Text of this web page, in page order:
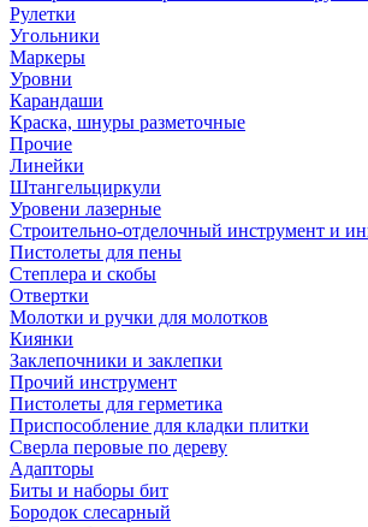
Рулетки
Угольники
Маркеры
Уровни
Карандаши
Краска, шнуры разметочные
Прочие
Линейки
Штангельциркули
Уровени лазерные
Строительно-отделочный инструмент и
Пистолеты для пены
Степлера и скобы
Отвертки
Молотки и ручки для молотков
Киянки
Заклепочники и заклепки
Прочий инструмент
Пистолеты для герметика
Приспособление для кладки плитки
Сверла перовые по дереву
Адапторы
Биты и наборы бит
Бородок слесарный